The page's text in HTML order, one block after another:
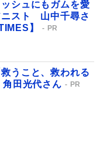
シュにもガムを愛
ニスト 山中千尋さ
】
PR
救うこと、救われる
田光代さん
PR